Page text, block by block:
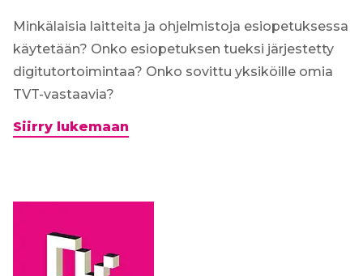
Minkälaisia laitteita ja ohjelmistoja esiopetuksessa
käytetään? Onko esiopetuksen tueksi järjestetty
digitutortoimintaa? Onko sovittu yksiköille omia
TVT-vastaavia?
Siirry lukemaan
&